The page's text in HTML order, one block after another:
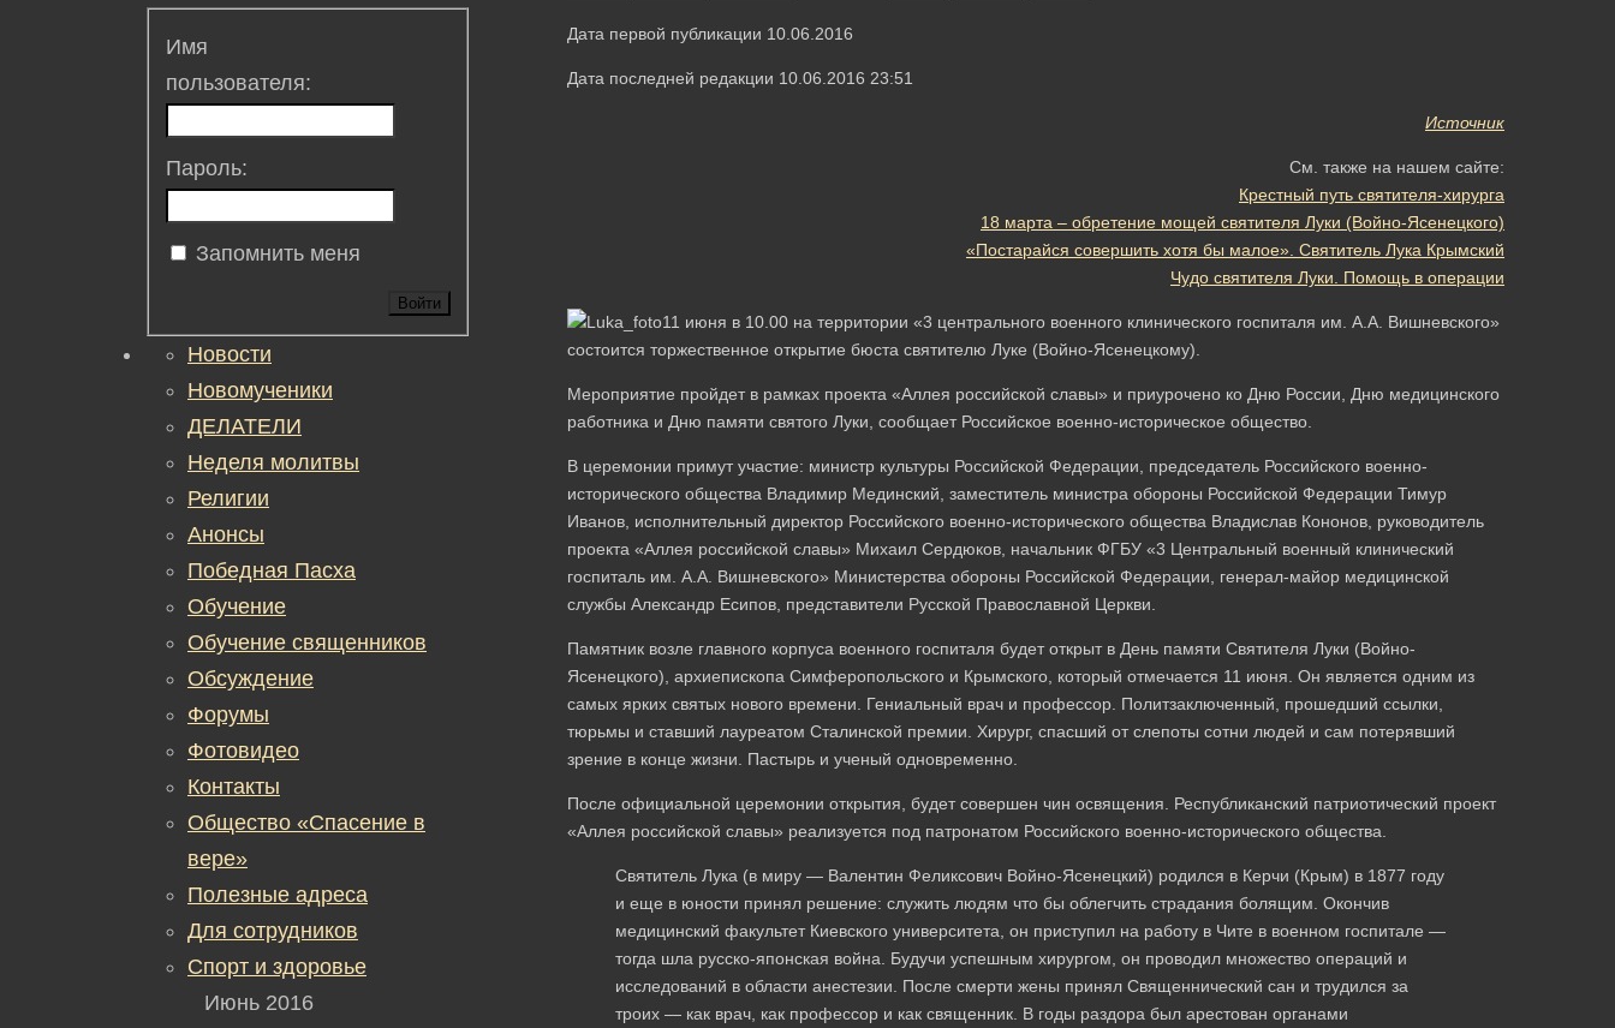
Дата первой публикации 10.06.2016
Дата последней редакции 10.06.2016 23:51
Источник
См. также на нашем сайте:
Крестный путь святителя-хирурга
18 марта – обретение мощей святителя Луки (Войно-Ясенецкого)
«Постарайся совершить хотя бы малое». Святитель Лука Крымский
Чудо святителя Луки. Помощь в операции
11 июня в 10.00 на территории «3 центрального военного клинического госпиталя им. А.А. Вишневского»
состоится торжественное открытие бюста святителю Луке (Войно-Ясенецкому).
Мероприятие пройдет в рамках проекта «Аллея российской славы» и приурочено ко Дню России, Дню медицинского
работника и Дню памяти святого Луки, сообщает Российское военно-историческое общество.
В церемонии примут участие: министр культуры Российской Федерации, председатель Российского военно-
исторического общества Владимир Мединский, заместитель министра обороны Российской Федерации Тимур
Иванов, исполнительный директор Российского военно-исторического общества Владислав Кононов, руководитель
проекта «Аллея российской славы» Михаил Сердюков, начальник ФГБУ «3 Центральный военный клинический
госпиталь им. А.А. Вишневского» Министерства обороны Российской Федерации, генерал-майор медицинской
службы Александр Есипов, представители Русской Православной Церкви.
Памятник возле главного корпуса военного госпиталя будет открыт в День памяти Святителя Луки (Войно-
Ясенецкого), архиепископа Симферопольского и Крымского, который отмечается 11 июня. Он является одним из
самых ярких святых нового времени. Гениальный врач и профессор. Политзаключенный, прошедший ссылки,
тюрьмы и ставший лауреатом Сталинской премии. Хирург, спасший от слепоты сотни людей и сам потерявший
зрение в конце жизни. Пастырь и ученый одновременно.
После официальной церемонии открытия, будет совершен чин освящения. Республиканский патриотический проект
«Аллея российской славы» реализуется под патронатом Российского военно-исторического общества.
Святитель Лука (в миру — Валентин Феликсович Войно-Ясенецкий) родился в Керчи (Крым) в 1877 году
и еще в юности принял решение: служить людям что бы облегчить страдания болящим. Окончив
медицинский факультет Киевского университета, он приступил на работу в Чите в военном госпитале —
тогда шла русско-японская война. Будучи успешным хирургом, он проводил множество операций и
исследований в области анестезии. После смерти жены принял Священнический сан и трудился за
троих — как врач, как профессор и как священник. В годы раздора был арестован органами
Имя
пользователя:
Пароль:
Запомнить меня
Войти
Новости
Новомученики
ДЕЛАТЕЛИ
Неделя молитвы
Религии
Анонсы
Победная Пасха
Обучение
Обучение священников
Обсуждение
Форумы
Фотовидео
Контакты
Общество «Спасение в
вере»
Полезные адреса
Для сотрудников
Спорт и здоровье
Июнь 2016